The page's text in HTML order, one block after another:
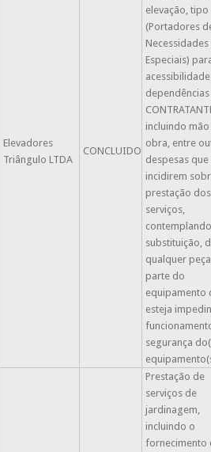
Elevadores
Triângulo LTDA
CONCLUIDO
elevação, tipo
(Portadores
Necessidades
Especiais)
incluindo
obra, entre
despesas que
incidirem
prestação dos
serviços,
contemplando
substituição,
qualquer
parte do
equipamento
esteja
segurança
Prestação de
serviços de
jardinagem,
incluindo o
fornecimento